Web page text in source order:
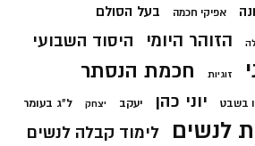
אפיקי חכמה בעל הסולם
הזוהר היומי היסוד השבועי
זוגיות חכמת הנסתר
בשבט יוני כהן יעקב יצחק ל"ג בעומר
לנשים לימוד קבלה לנשים